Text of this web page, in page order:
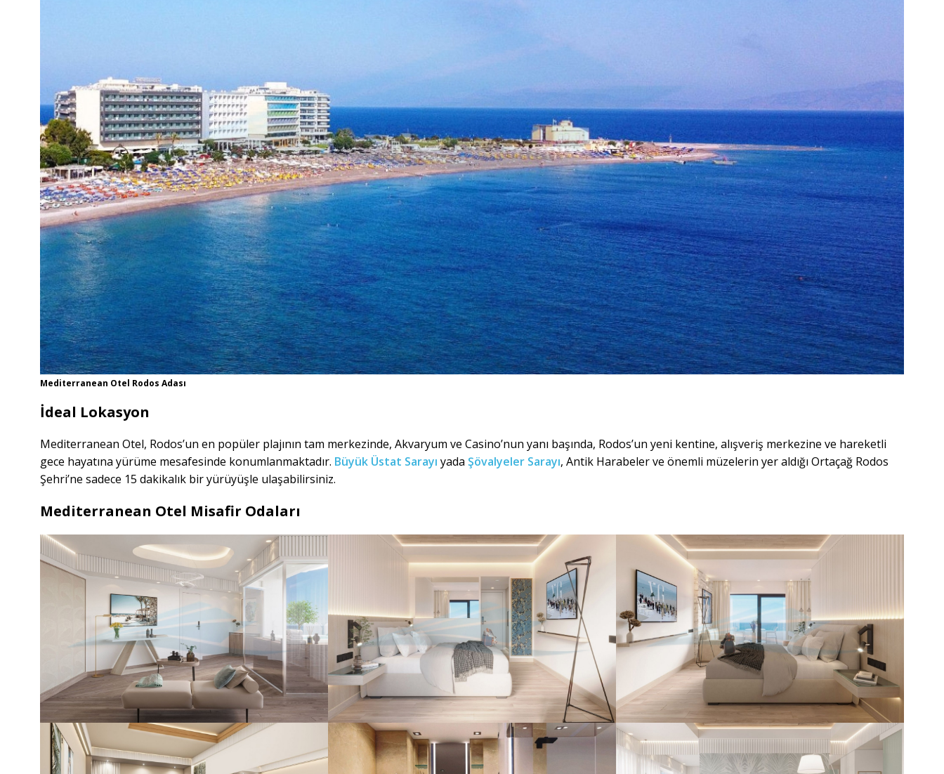
Mediterranean Otel Rodos Adası
İdeal Lokasyon
Mediterranean Otel, Rodos’un en popüler plajının tam merkezinde, Akvaryum ve Casino’nun yanı başında, Rodos’un yeni kentine, alışveriş merkezine ve hareketli
gece hayatına yürüme mesafesinde konumlanmaktadır. Büyük Üstat Sarayı yada Şövalyeler Sarayı, Antik Harabeler ve önemli müzelerin yer aldığı Ortaçağ Rodos
Şehri’ne sadece 15 dakikalık bir yürüyüşle ulaşabilirsiniz.
Mediterranean Otel Misafir Odaları